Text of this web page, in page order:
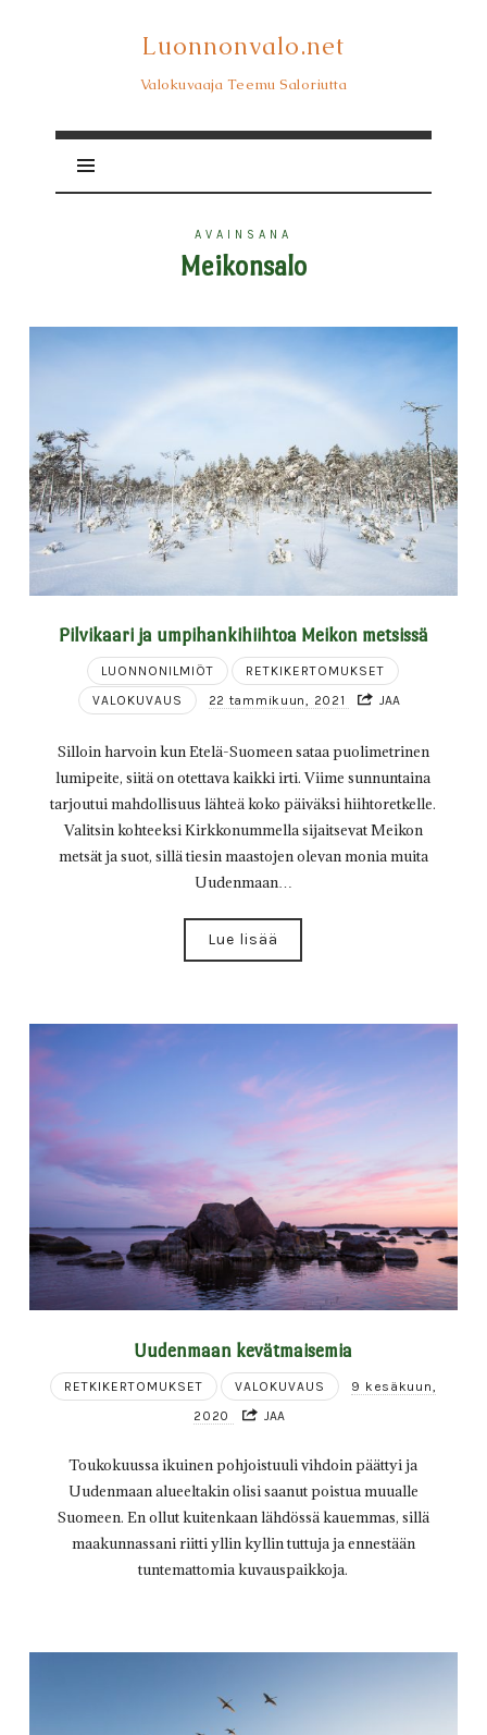
Luonnonvalo.net
Luonnonvalo.net
Valokuvaaja Teemu Saloriutta
AVAINSANA
Meikonsalo
Pilvikaari ja umpihankihiihtoa Meikon metsissä
LUONNONILMIÖT
RETKIKERTOMUKSET
VALOKUVAUS
22 tammikuun, 2021 JAA
Silloin harvoin kun Etelä-Suomeen sataa puolimetrinen
lumipeite, siitä on otettava kaikki irti. Viime sunnuntaina
tarjoutui mahdollisuus lähteä koko päiväksi hiihtoretkelle.
Valitsin kohteeksi Kirkkonummella sijaitsevat Meikon
metsät ja suot, sillä tiesin maastojen olevan monia muita
Uudenmaan…
Lue lisää
Uudenmaan kevätmaisemia
RETKIKERTOMUKSET VALOKUVAUS
9 kesäkuun,
2020
JAA
Toukokuussa ikuinen pohjoistuuli vihdoin päättyi ja
Uudenmaan alueeltakin olisi saanut poistua muualle
Suomeen. En ollut kuitenkaan lähdössä kauemmas, sillä
maakunnassani riitti yllin kyllin tuttuja ja ennestään
tuntemattomia kuvauspaikkoja.